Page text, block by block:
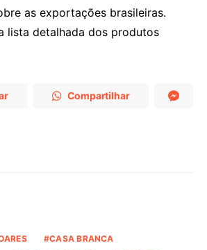
as exportações brasileiras.
lista detalhada dos produtos
Compartilhar
CASA BRANCA